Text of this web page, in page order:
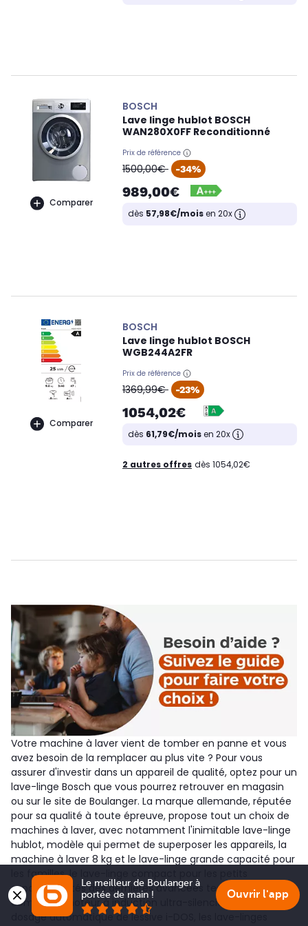
Comparer
BOSCH
Lave linge hublot BOSCH
WAN280X0FF Reconditionné
Prix de référence
oldPrice
1500,00€ -34%
989,00€
dès 57,98€/moisen 20x
Comparer
BOSCH
Lave linge hublot BOSCH
WGB244A2FR
Prix de référence
oldPrice
1369,99€ -23%
1054,02€
dès 61,79€/moisen 20x
2 autres offres dès 1054,02€
Votre machine à laver vient de tomber en panne et vous
avez besoin de la remplacer au plus vite ? Pour vous
assurer d'investir dans un appareil de qualité, optez pour un
lave-linge Bosch que vous pourrez retrouver en magasin
ou sur le site de Boulanger. La marque allemande, réputée
pour sa qualité à toute épreuve, propose tout un choix de
machines à laver, avec notamment l'inimitable lave-linge
hublot, modèle qui permet de superposer les appareils, la
machine à laver 8 kg et le lave-linge grande capacité pour
les familles, le lave-linge compact pour les petits
espaces...Dotés des dernières avancées technologiques,
comme le moteur à induction ultra-silencieux ou le
dosage automatique de lessive i-DOS, les lave-linges
Le meilleur de Boulanger à
portée de main !
Ouvrir l'app